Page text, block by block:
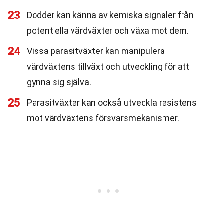
23
Dodder kan känna av kemiska signaler från
potentiella värdväxter och växa mot dem.
24
Vissa parasitväxter kan manipulera
värdväxtens tillväxt och utveckling för att
gynna sig själva.
25
Parasitväxter kan också utveckla resistens
mot värdväxtens försvarsmekanismer.